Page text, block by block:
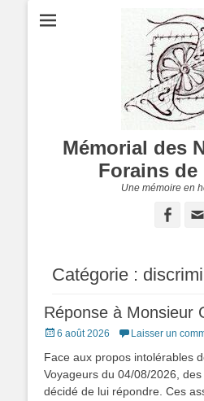
Mémorial des
Forains de
Une mémoire en
Catégorie :
Réponse à Monsieur
Posted
6 août 2026 Laisser un
Face aux propos intolérables
Voyageurs du 04/08/2026,
décidé de lui répondre. Ces